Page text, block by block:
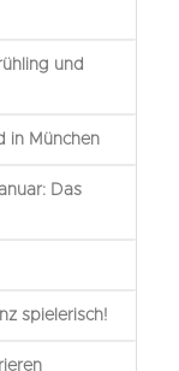
und
in München
Das
spielerisch!